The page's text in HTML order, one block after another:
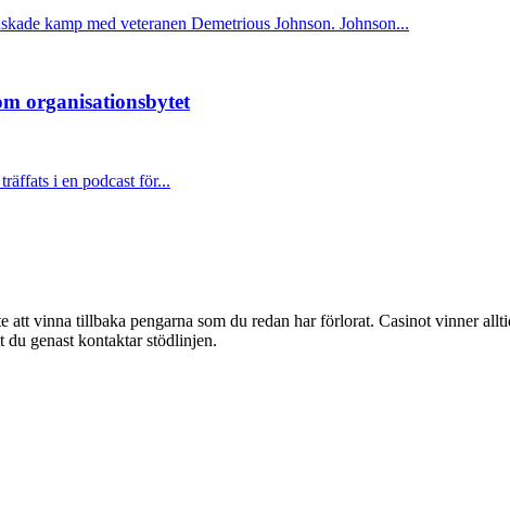
kamp med veteranen Demetrious Johnson. Johnson...
organisationsbytet
i en podcast för...
vinna tillbaka pengarna som du redan har förlorat. Casinot vinner
du genast kontaktar stödlinjen.